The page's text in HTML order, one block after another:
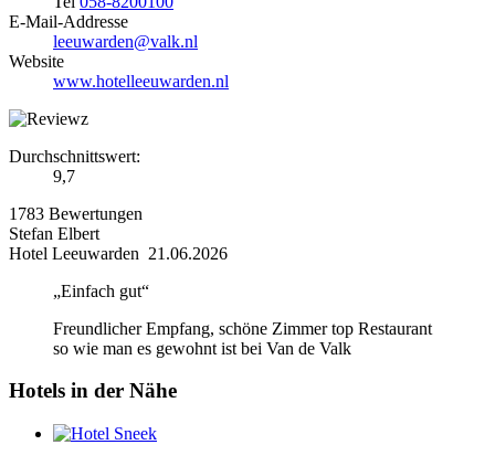
E-Mail-Addresse
leeuwarden@valk.nl
Website
www.hotelleeuwarden.nl
Durchschnittswert:
9,7
1783 Bewertungen
Stefan Elbert
Hotel Leeuwarden 21.06.2026
Einfach gut
Freundlicher Empfang, schöne Zimmer top Restaurant
so wie man es gewohnt ist bei Van de Valk
Hotels in der Nähe